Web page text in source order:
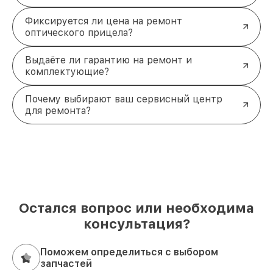
Фиксируется ли цена на ремонт
оптического прицела?
Выдаёте ли гарантию на ремонт и
комплектующие?
Почему выбирают ваш сервисный центр
для ремонта?
Остался вопрос или необходима
консультация?
Поможем определиться с выбором
запчастей